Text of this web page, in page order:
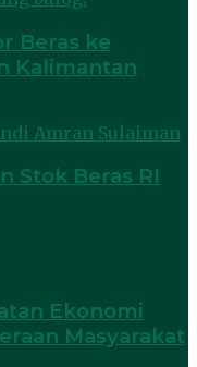
Beras ke
Kalimantan
Stok Beras RI
Ekonomi
Masyarakat